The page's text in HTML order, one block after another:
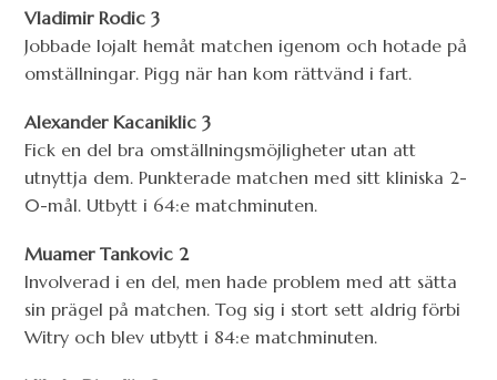
Vladimir Rodic 3
Jobbade lojalt hemåt matchen igenom och hotade på
omställningar. Pigg när han kom rättvänd i fart.
Alexander Kacaniklic 3
Fick en del bra omställningsmöjligheter utan att
utnyttja dem. Punkterade matchen med sitt kliniska 2-
0-mål. Utbytt i 64:e matchminuten.
Muamer Tankovic 2
Involverad i en del, men hade problem med att sätta
sin prägel på matchen. Tog sig i stort sett aldrig förbi
Witry och blev utbytt i 84:e matchminuten.